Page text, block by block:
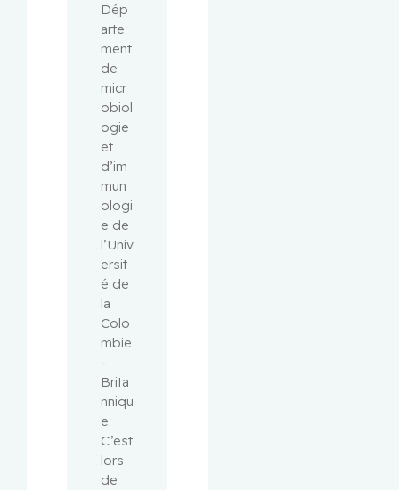
Dép
arte
ment
de
micr
obiol
ogie
et
d’im
mun
ologi
e de
l’Univ
ersit
é de
la
Colo
mbie
-
Brita
nniqu
e.
C’est
lors
de